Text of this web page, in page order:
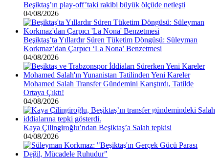
Beşiktaş’ın play-off’taki rakibi büyük ölçüde netleşti
04/08/2026
Beşiktaş’ta Yıllardır Süren Tüketim Döngüsü: Süleyman
Korkmaz’dan Çarpıcı ‘La Nona’ Benzetmesi
04/08/2026
Mohamed Salah Transfer Gündemini Karıştırdı, Tatilde
Ortaya Çıktı!
04/08/2026
Kaya Çilingiroğlu’ndan Beşiktaş’a Salah tepkisi
04/08/2026